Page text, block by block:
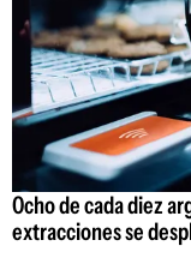
Ocho de cada diez
extracciones se